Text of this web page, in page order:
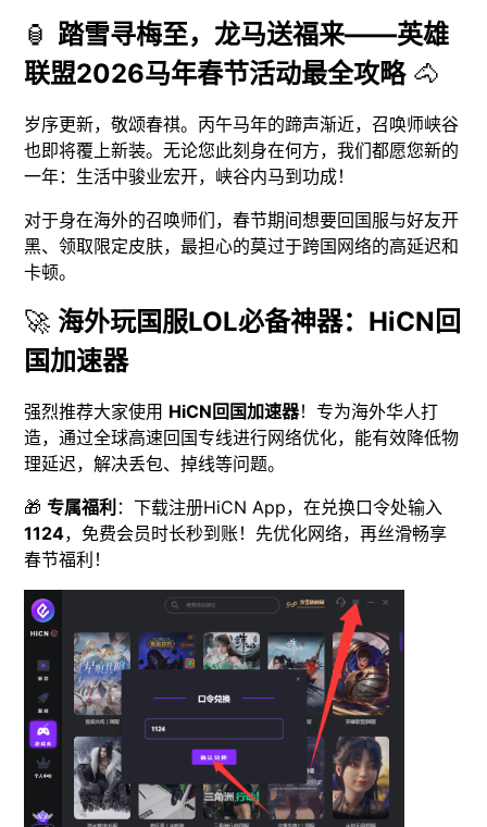
🏮 踏雪寻梅至，龙马送福来——英雄
联盟2026马年春节活动最全攻略🐴
岁序更新，敬颂春祺。丙午马年的蹄声渐近，召唤师峡谷
也即将覆上新装。无论您此刻身在何方，我们都愿您新的
一年：生活中骏业宏开，峡谷内马到功成！
对于身在海外的召唤师们，春节期间想要回国服与好友开
黑、领取限定皮肤，最担心的莫过于跨国网络的高延迟和
卡顿。
🚀 海外玩国服LOL必备神器：HiCN回
国加速器
强烈推荐大家使用 HiCN回国加速器！专为海外华人打
造，通过全球高速回国专线进行网络优化，能有效降低物
理延迟，解决丢包、掉线等问题。
🎁专属福利 ：下载注册HiCN App，在兑换口令处输入
1124，免费会员时长秒到账！先优化网络，再丝滑畅享
春节福利！